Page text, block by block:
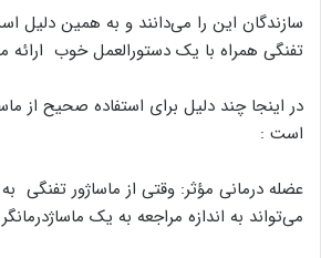
سازندگان این را می‌دانند و به همین دلیل
تفنگی همراه با یک دستورالعمل‌ خوب ارائه
در اینجا چند دلیل برای استفاده صحیح از
است :
عضله‌ درمانی مؤثر: وقتی از ماساژور تفنگی
می‌تواند به اندازه مراجعه به یک